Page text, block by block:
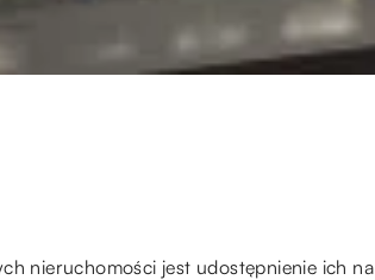
nieruchomości jest udostępnienie ich na